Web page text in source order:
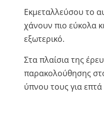
Εκμεταλλεύσου το
χάνουν πιο εύκολα
εξωτερικό.
Στα πλαίσια της
παρακολούθησης
ύπνου τους για